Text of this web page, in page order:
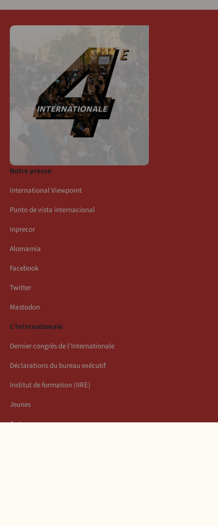
Notre presse
International Viewpoint
Punto de vista internacional
Inprecor
Alomamia
Facebook
Twitter
Mastodon
L’Internationale
Dernier congrès de l’Internationale
Déclarations du bureau exécutif
Institut de formation (IIRE)
Jeunes
Auteurs